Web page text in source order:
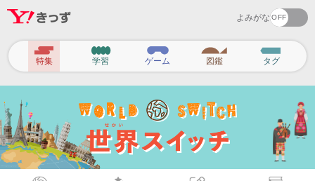
よみがな
ヘ
ッ
ー
ナ
ビ
特集 学習 ゲーム 図鑑 タグ